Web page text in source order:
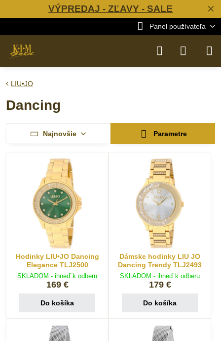
✕
VÝPREDAJ - ZĽAVY - SALE
Panel používateľa
LIU•JO
Dancing
Najnovšie Parametre
Hodinky LIU•JO Dancing
Elegance TLJ2500
SKLADOM - ihneď k odberu
169 €
Do košíka
Dámske hodinky LIU JO
Dancing Trendy TLJ2493
SKLADOM - ihneď k odberu
179 €
Do košíka